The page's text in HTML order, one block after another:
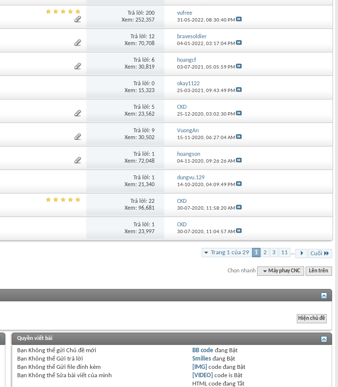
Trả lời: 200
Xem: 252,357
vufree
31-05-2022,08:30:40 PM
Trả lời: 12
Xem: 70,708
bravesoldier
04-01-2022,03:17:04 PM
Trả lời: 6
Xem: 30,819
hoangcf
03-07-2021,05:05:59 PM
Trả lời: 0
Xem: 15,323
okay1122
25-03-2021,09:43:49 PM
Trả lời: 5
Xem: 23,562
CKD
25-12-2020,03:02:30 PM
Trả lời: 9
Xem: 30,502
VuongAn
15-11-2020,06:27:04 AM
Trả lời: 1
Xem: 72,048
hoangson
04-11-2020,09:26:26 AM
Trả lời: 1
Xem: 21,340
dungvu.129
14-10-2020,04:09:49 PM
Trả lời: 22
Xem: 96,681
CKD
30-07-2020, 11:58:20 AM
Trả lời: 1
Xem: 23,997
CKD
30-07-2020, 11:04:57 AM
Trang 1 của 29 1 2 3 11 ... Cuối
Chọn nhanh Máy phay CNC Lên trên
Quyền viết bài
Bạn Không thểgửi Chủ đề mới
Bạn Không thểGửi trả lời
Bạn Không thểGửi file đính kèm
Bạn Không thểSửa bài viết của mình
BB code đang Bật
Smilies đang Bật
[IMG] code đang Bật
[VIDEO] code is Bật
HTML code đangTắt